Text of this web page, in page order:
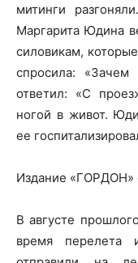
митинги
Маргарита Юдина
силовикам,
спросила: «Зачем
ответил: «С
ногой в живот.
ее
Издание «ГОРДОН»
В августе
время перелета